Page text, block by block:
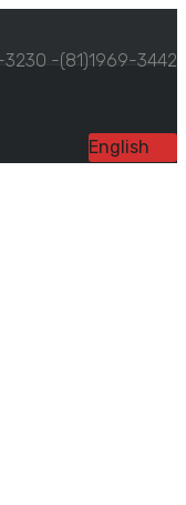
3230 -(81)1969-3442
English